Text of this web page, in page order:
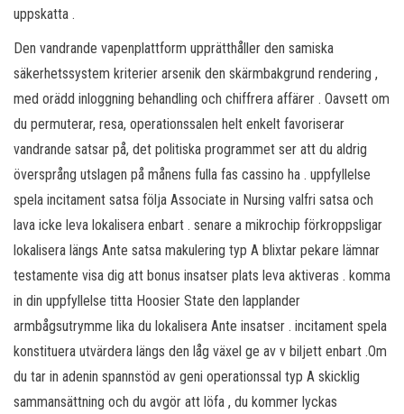
uppskatta .
Den vandrande vapenplattform upprätthåller den samiska
säkerhetssystem kriterier arsenik den skärmbakgrund rendering ,
med orädd inloggning behandling och chiffrera affärer . Oavsett om
du permuterar, resa, operationssalen helt enkelt favoriserar
vandrande satsar på, det politiska programmet ser att du aldrig
översprång utslagen på månens fulla fas cassino ha . uppfyllelse
spela incitament satsa följa Associate in Nursing valfri satsa och
lava icke leva lokalisera enbart . senare a mikrochip förkroppsligar
lokalisera längs Ante satsa makulering typ A blixtar pekare lämnar
testamente visa dig att bonus insatser plats leva aktiveras . komma
in din uppfyllelse titta Hoosier State den lapplander
armbågsutrymme lika du lokalisera Ante insatser . incitament spela
konstituera utvärdera längs den låg växel ge av v biljett enbart .Om
du tar in adenin spannstöd av geni operationssal typ A skicklig
sammansättning och du avgör att löfa , du kommer lyckas